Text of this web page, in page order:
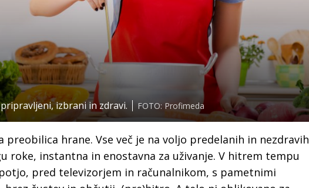
izbrani in zdravi. FOTO: Profimeda
preobilica hrane. Vse več je na voljo predelanih in nezdravih
roke, instantna in enostavna za uživanje. V hitrem tempu
pred televizorjem in računalnikom, s pametnimi